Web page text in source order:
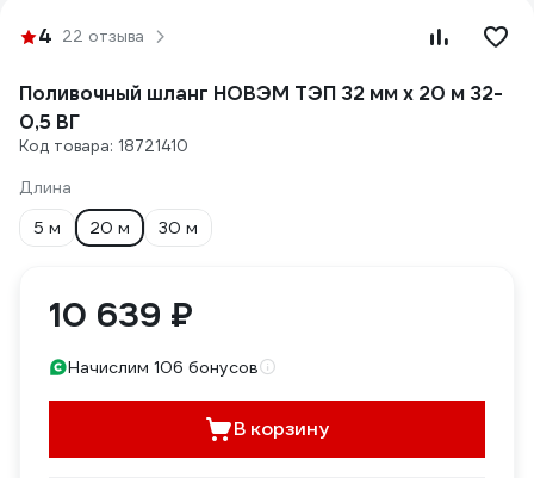
4 22 отзыва
Поливочный шланг НОВЭМ ТЭП 32 мм х 20 м 32-
0,5 ВГ
Код товара: 18721410
Длина
5 м
20 м 30 м
10 639 ₽
Начислим 106 бонусов
В корзину